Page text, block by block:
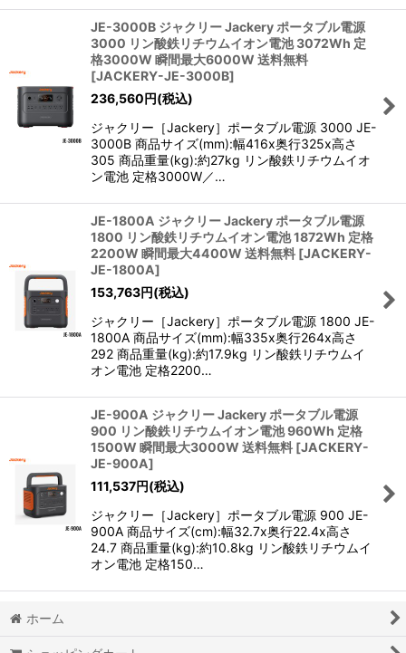
JE-3000B ジャクリー Jackery ポータブル電源
3000 リン酸鉄リチウムイオン電池 3072Wh 定
格3000W 瞬間最大6000W 送料無料
[JACKERY-JE-3000B]
236,560円(税込)
ジャクリー［Jackery］ポータブル電源 3000 JE-
3000B 商品サイズ(mm):幅416x奥行325x高さ
305 商品重量(kg):約27kg リン酸鉄リチウムイオ
ン電池 定格3000W／…
JE-1800A ジャクリー Jackery ポータブル電源
1800 リン酸鉄リチウムイオン電池 1872Wh 定格
2200W 瞬間最大4400W 送料無料 [JACKERY-
JE-1800A]
153,763円(税込)
ジャクリー［Jackery］ポータブル電源 1800 JE-
1800A 商品サイズ(mm):幅335x奥行264x高さ
292 商品重量(kg):約17.9kg リン酸鉄リチウムイ
オン電池 定格2200…
JE-900A ジャクリー Jackery ポータブル電源
900 リン酸鉄リチウムイオン電池 960Wh 定格
1500W 瞬間最大3000W 送料無料 [JACKERY-
JE-900A]
111,537円(税込)
ジャクリー［Jackery］ポータブル電源 900 JE-
900A 商品サイズ(cm):幅32.7x奥行22.4x高さ
24.7 商品重量(kg):約10.8kg リン酸鉄リチウムイ
オン電池 定格150…
ホーム